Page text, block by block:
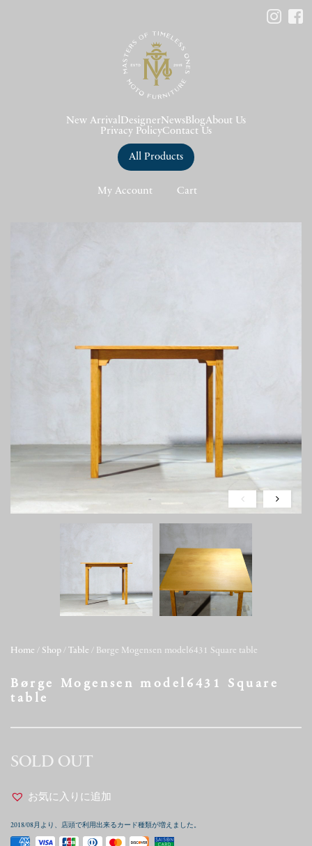
New Arrival DesignerNews BlogAbout Us
Privacy PolicyContact Us
All Products
My Account Cart
Home / Shop / Table / Børge Mogensen model6431 Square table
Børge Mogensen model6431 Square
table
SOLD OUT
お気に入りに追加
2018/08月より、店頭で利用出来るカード種類が増えました。